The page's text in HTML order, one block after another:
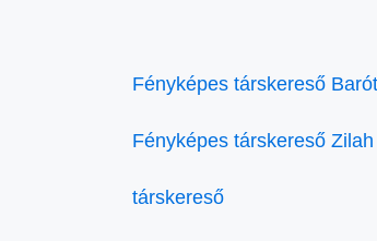
Fényképes társkereső Barót
Fényképes társkereső Zilah
társkereső